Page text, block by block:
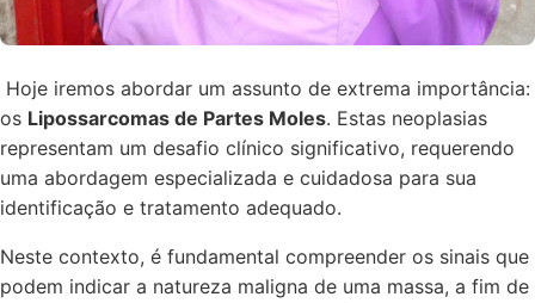
Hoje iremos abordar um assunto de extrema importância:
os Lipossarcomas de Partes Moles. Estas neoplasias
representam um desafio clínico significativo, requerendo
uma abordagem especializada e cuidadosa para sua
identificação e tratamento adequado.
Neste contexto, é fundamental compreender os sinais que
podem indicar a natureza maligna de uma massa, a fim de